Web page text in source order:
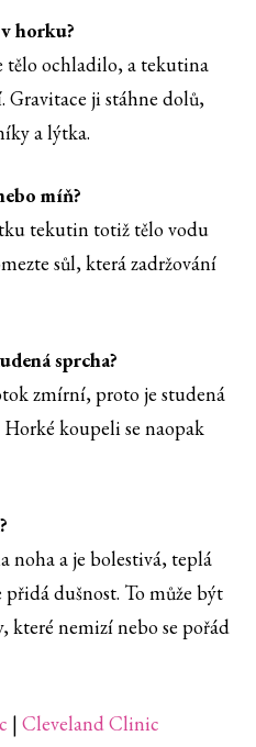
horku?
tělo ochladilo, a tekutina
Gravitace ji stáhne dolů,
a lýtka.
míň?
tekutin totiž tělo vodu
sůl, která zadržování
sprcha?
zmírní, proto je studená
koupeli se naopak
noha a je bolestivá, teplá
dušnost. To může být
které nemizí nebo se pořád
| Cleveland Clinic